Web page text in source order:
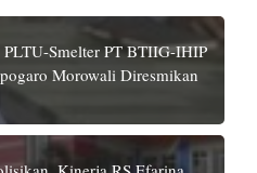
Smelter PT BTIIG-IHIP
Morowali Diresmikan